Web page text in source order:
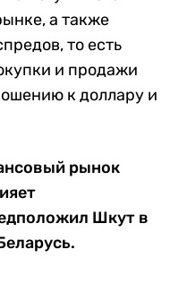
а также
то есть
и продажи
к доллару и
рынок
Шкут в